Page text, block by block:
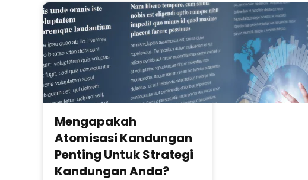
Mengapakah
Atomisasi Kandungan
Penting Untuk Strategi
Kandungan Anda?